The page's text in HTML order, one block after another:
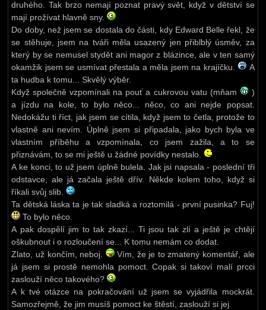
druhého. Tak brzo nemají poznat pravý svět, když v dětství se
mají prožívat hlavně sny.
Do doby, než jsem se dostala do části, kdy Edward Belle řekl, že
se stěhuje, jsem na tváři měla usazený jen přiblblý úsměv, za
který by se nemusel stydět ani magor z blázince, ale v ten samý
okamžik jsem se usmívat přestala a měla jsem na krajíčku.
A
ta hudba k tomu... Skvělý výběr.
Když společně vzpomínali na pouť a cukrovou vatu (mňam
)
a jízdu na kole, to bylo něco... něco, co ani nejde popsat.
Nedokážu ti říct, jak jsem se cítila, když jsem to četla, protože to
vlastně ani nevím. Úplně jsem si připadala, jako bych byla ve
vlastním příběhu a vzpomínala, co jsem zažila, a to se
přiznávám, to se mi ještě u žádné povídky nestalo.
A ke konci, to už jsem úplně bulela. Jak jsi napsala - poslední tři
odstavce, ale já začala ještě dřív. Někde kolem toho, když si
říkali svůj slib.
Ta dětská láska ta je tak sladká a roztomilá - první pusinka? Fuj!
To bylo něco.
A pak dospělí jim to tak zkazí... Ti jsou tak zlí a ještě je chtějí
oškubnout i o rozloučení se... K tomu nemám co dodat.
Zlato, už končím, neboj.
Vím, že je to zmatený komentář, ale
já jsem si prostě nemohla pomoct. Copak si takoví malí prcci
zaslouží něco takového?
A k tvé otázce na pokračování už jsem se vyjádřila mockrát.
Samozřejmě, že jim musíš pomoct ke štěstí, zaslouží si jej.